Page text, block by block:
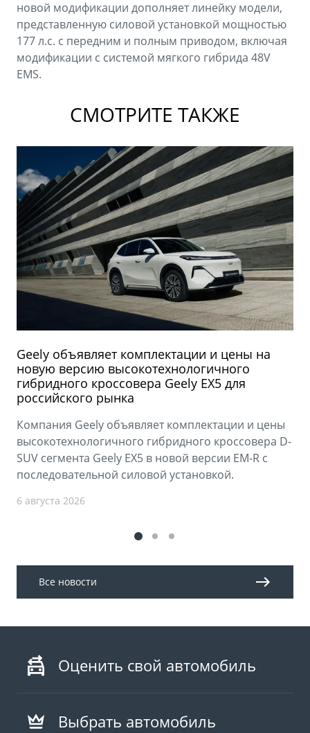
новой модификации дополняет линейку модели,
представленную силовой установкой мощностью
177 л.с. с передним и полным приводом, включая
модификации с системой мягкого гибрида 48V
EMS.
СМОТРИТЕ ТАКЖЕ
Geely объявляет комплектации и цены на
новую версию высокотехнологичного
гибридного кроссовера Geely EX5 для
российского рынка
Компания Geely объявляет комплектации и цены
высокотехнологичного гибридного кроссовера D-
SUV сегмента Geely EX5 в новой версии EM-R с
последовательной силовой установкой.
6 августа 2026
Все новости
Оценить свой автомобиль
Выбрать автомобиль